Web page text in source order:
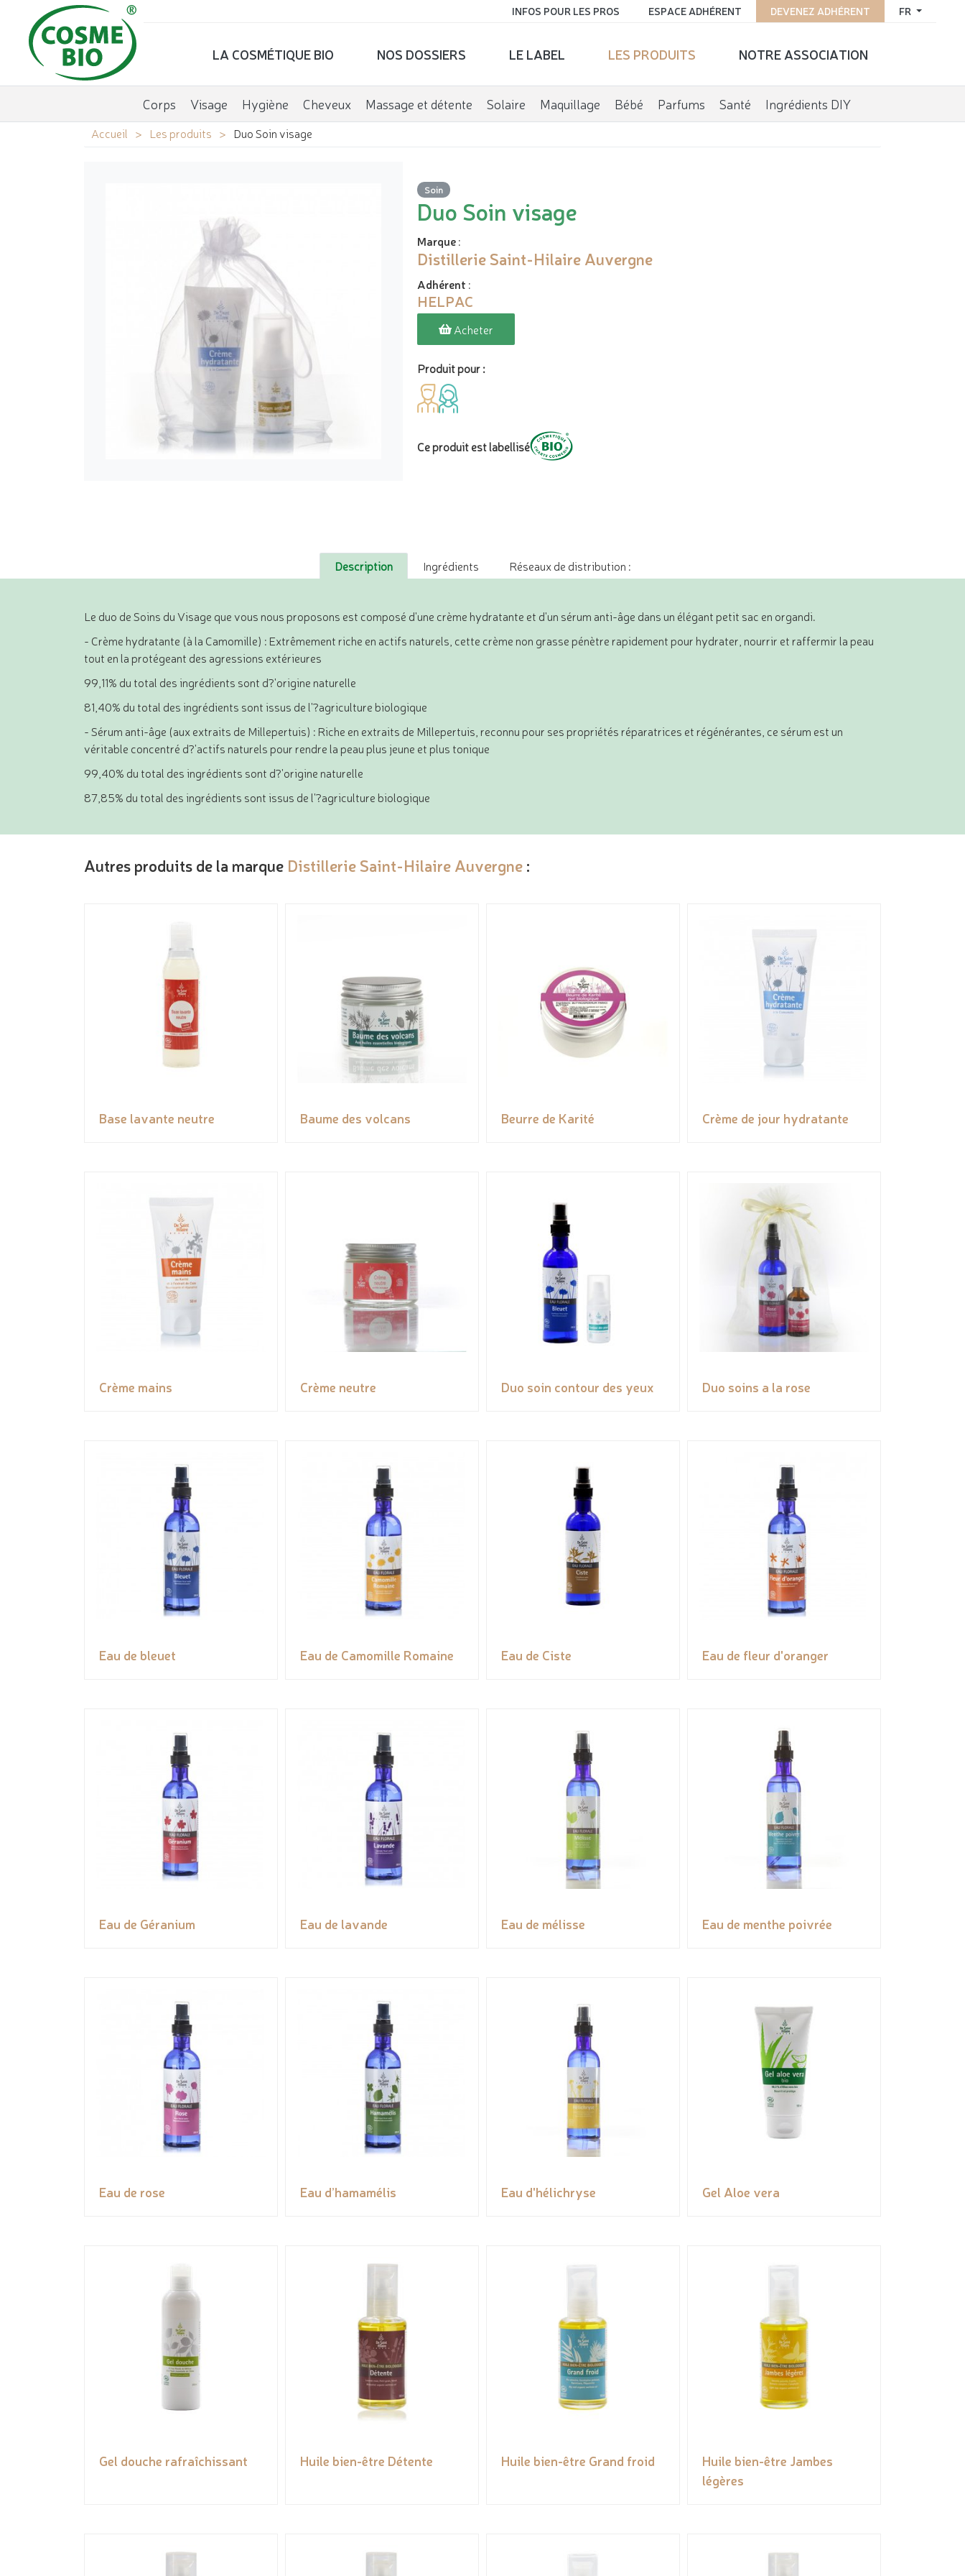
FR
DEVENEZ ADHÉRENT
ESPACE ADHÉRENT
INFOS POUR LES PROS
LA COSMÉTIQUE BIO NOS DOSSIERS LE LABEL LES PRODUITS NOTRE ASSOCIATION
Corps Visage Hygiène Cheveux Massage et détente Solaire Maquillage Bébé Parfums Santé Ingrédients DIY
Accueil Les produits Duo Soin visage
Soin
Duo Soin visage
Marque:
Distillerie Saint-Hilaire Auvergne
Adhérent :
HELPAC
Acheter
Produit pour :
Ce produit est labellisé
Description Ingrédients Réseaux de distribution :
Le duo de Soins du Visage que vous nous proposons est composé d'une crème hydratante et d'un sérum anti-âge dans un élégant petit sac en organdi.
- Crème hydratante (à la Camomille) : Extrêmement riche en actifs naturels, cette crème non grasse pénètre rapidement pour hydrater, nourrir et raffermir la peau
tout en la protégeant des agressions extérieures
99,11% du total des ingrédients sont d?'origine naturelle
81,40% du total des ingrédients sont issus de l'?agriculture biologique
- Sérum anti-âge (aux extraits de Millepertuis) : Riche en extraits de Millepertuis, reconnu pour ses propriétés réparatrices et régénérantes, ce sérum est un
véritable concentré d?'actifs naturels pour rendre la peau plus jeune et plus tonique
99,40% du total des ingrédients sont d?'origine naturelle
87,85% du total des ingrédients sont issus de l'?agriculture biologique
Autres produits de la marque Distillerie Saint-Hilaire Auvergne :
Base lavante neutre Baume des volcans Beurre de Karité Crème de jour hydratante
Crème mains Crème neutre Duo soin contour des yeux Duo soins a la rose
Eau de bleuet Eau de Camomille Romaine Eau de Ciste Eau de fleur d'oranger
Eau de Géranium Eau de lavande Eau de mélisse Eau de menthe poivrée
Eau de rose Eau d’hamamélis Eau d'hélichryse Gel Aloe vera
Gel douche rafraîchissant Huile bien-être Détente Huile bien-être Grand froid
Huile bien-être Jambes
légères